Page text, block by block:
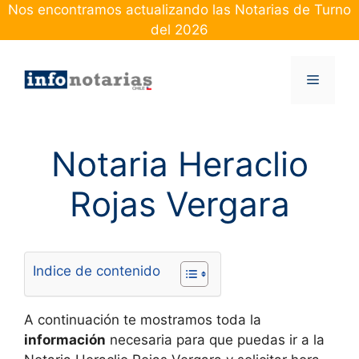
Skip
Nos encontramos actualizando las Notarias de Turno
del 2026
Menu
Notaria Heraclio
Rojas Vergara
Indice de contenido
A continuación te mostramos toda la
información necesaria para que puedas ir a la